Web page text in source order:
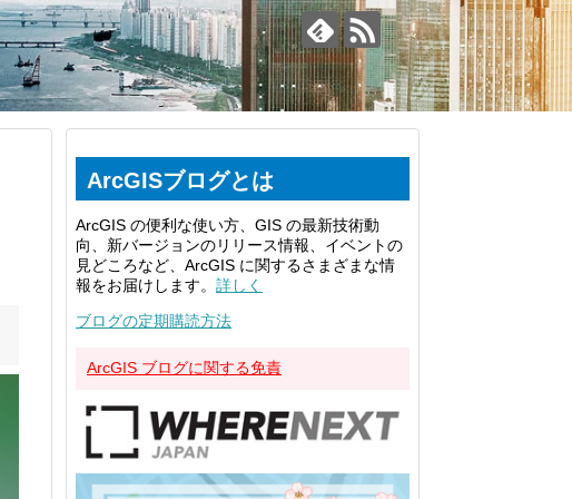
ArcGISブログとは
ArcGIS の便利な使い方、GIS の最新技術動
向、新バージョンのリリース情報、イベントの
見どころなど、ArcGIS に関するさまざまな情
報をお届けします。 詳しく
ブログの定期購読方法
ArcGIS ブログに関する免責